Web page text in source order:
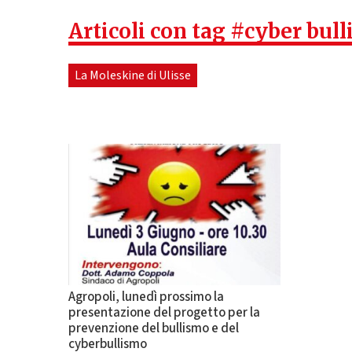
Articoli con tag #cyber
La Moleskine di Ulisse
Agropoli, lunedì prossimo la
presentazione del progetto per la
prevenzione del bullismo e del
cyberbullismo